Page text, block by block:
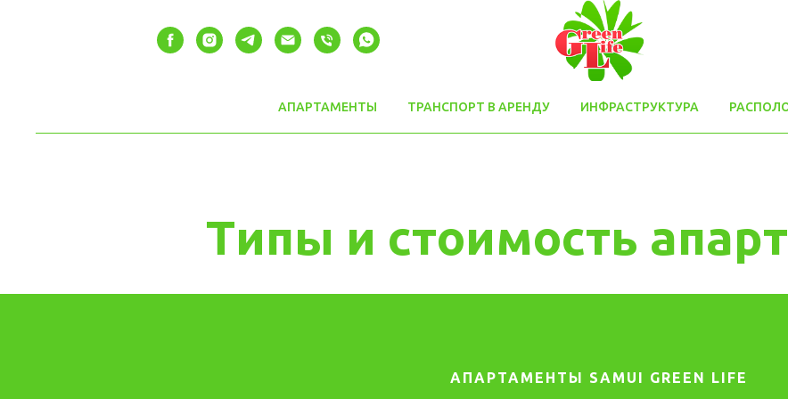
АПАРТАМЕНТЫ ТРАНСПОРТ В АРЕНДУ ИНФРАСТРУКТУРА
Типы и стоимость
АПАРТАМЕНТЫ SAMUI GREEN LIFE